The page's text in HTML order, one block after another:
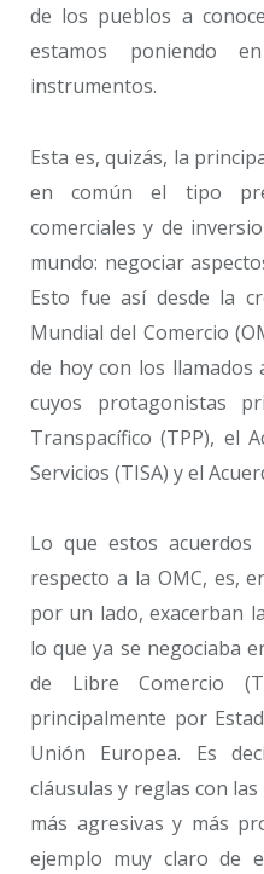
de los pueblos a
estamos poniendo
instrumentos.
Esta es, quizás, la
en común el tipo
comerciales y de
mundo: negociar
Esto fue así desde la
Mundial del Comercio
de hoy con los llamados
cuyos protagonistas
Transpacífico (TPP), el
Servicios (TISA) y el
Lo que estos acuerdos
respecto a la OMC, es,
por un lado, exacerban
lo que ya se negociaba
de Libre Comercio
principalmente por
Unión Europea. Es
cláusulas y reglas con
más agresivas y más
ejemplo muy claro de